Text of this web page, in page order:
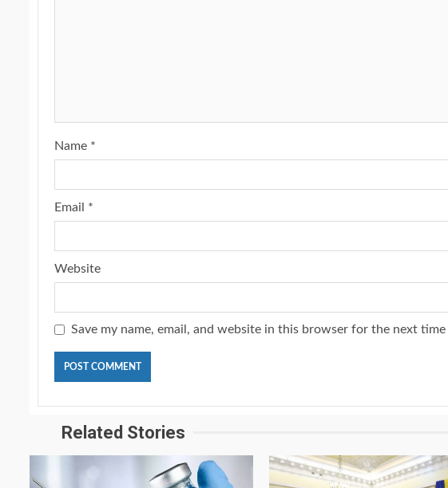
Name *
Email *
Website
Save my name, email, and website in this browser for the next time
Related Stories